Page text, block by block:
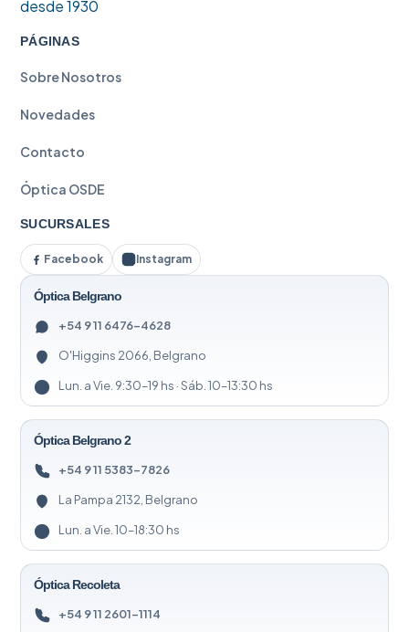
PÁGINAS
Sobre Nosotros
Novedades
Contacto
Óptica OSDE
SUCURSALES
Facebook Instagram
Óptica Belgrano
+54 9 11 6476-4628
O'Higgins 2066, Belgrano
Lun. a Vie. 9:30–19 hs · Sáb. 10–13:30 hs
Óptica Belgrano 2
+54 9 11 5383-7826
La Pampa 2132, Belgrano
Lun. a Vie. 10–18:30 hs
Óptica Recoleta
+54 9 11 2601-1114